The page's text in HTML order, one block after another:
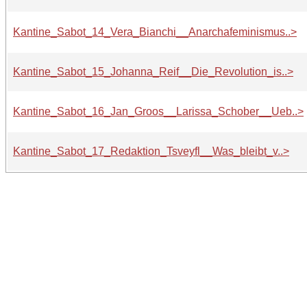
Kantine_Sabot_14_Vera_Bianchi__Anarchafeminismus..>
Kantine_Sabot_15_Johanna_Reif__Die_Revolution_is..>
Kantine_Sabot_16_Jan_Groos__Larissa_Schober__Ueb..>
Kantine_Sabot_17_Redaktion_Tsveyfl__Was_bleibt_v..>